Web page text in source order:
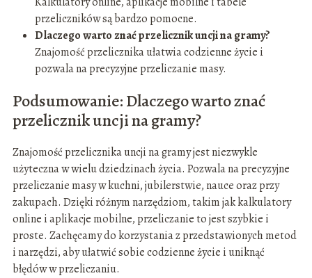
przeliczników są bardzo pomocne.
Dlaczego warto znać przelicznik uncji na gramy?
Znajomość przelicznika ułatwia codzienne życie i
pozwala na precyzyjne przeliczanie masy.
Podsumowanie: Dlaczego warto znać
przelicznik uncji na gramy?
Znajomość przelicznika uncji na gramy jest niezwykle
użyteczna w wielu dziedzinach życia. Pozwala na precyzyjne
przeliczanie masy w kuchni, jubilerstwie, nauce oraz przy
zakupach. Dzięki różnym narzędziom, takim jak kalkulatory
online i aplikacje mobilne, przeliczanie to jest szybkie i
proste. Zachęcamy do korzystania z przedstawionych metod
i narzędzi, aby ułatwić sobie codzienne życie i uniknąć
błędów w przeliczaniu.